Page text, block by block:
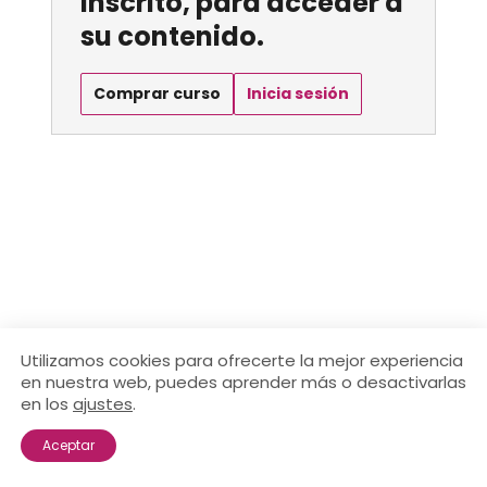
su contenido.
Comprar curso Inicia sesión
Utilizamos cookies para ofrecerte la mejor experiencia
en nuestra web, puedes aprender más o desactivarlas
en los ajustes.
Aceptar